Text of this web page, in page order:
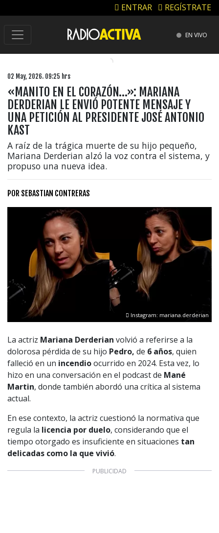
ENTRAR REGÍSTRATE
EN VIVO
02 May, 2026. 09:25 hrs
«MANITO EN EL CORAZÓN…»: MARIANA
DERDERIAN LE ENVIÓ POTENTE MENSAJE Y
UNA PETICIÓN AL PRESIDENTE JOSÉ ANTONIO
KAST
A raíz de la trágica muerte de su hijo pequeño,
Mariana Derderian alzó la voz contra el sistema, y
propuso una nueva idea.
POR SEBASTIAN CONTRERAS
Instagram: mariana.derderian
La actriz Mariana Derderian volvió a referirse a la
dolorosa pérdida de su hijo Pedro, de 6 años, quien
falleció en un incendioocurrido en 2024. Esta vez, lo
hizo en una conversación en el podcast de Mané
Martin, donde también abordó una crítica al sistema
actual.
En ese contexto, la actriz cuestionó la normativa que
regula la licencia por duelo, considerando que el
tiempo otorgado es insuficiente en situaciones tan
delicadas como la que vivió.